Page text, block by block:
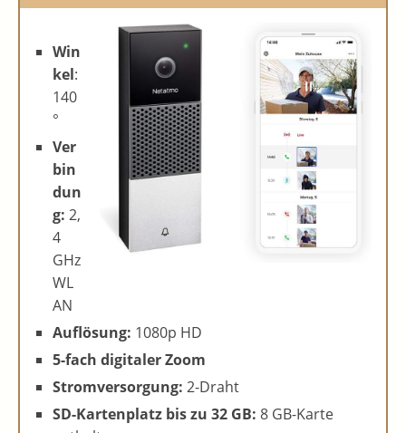
Win
kel:
140
°
Ver
bin
dun
g: 2,
4
GHz
WL
AN
Auflösung: 1080p HD
5-fach digitaler Zoom
Stromversorgung: 2-Draht
SD-Kartenplatz bis zu 32 GB: 8 GB-Karte